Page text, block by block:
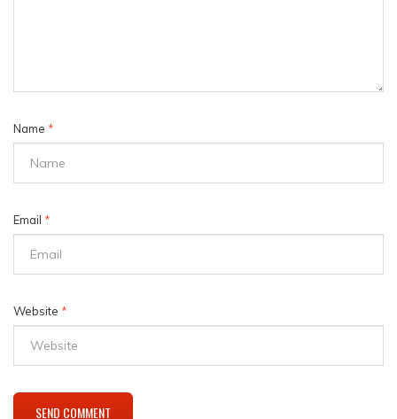
Name *
Email *
Website *